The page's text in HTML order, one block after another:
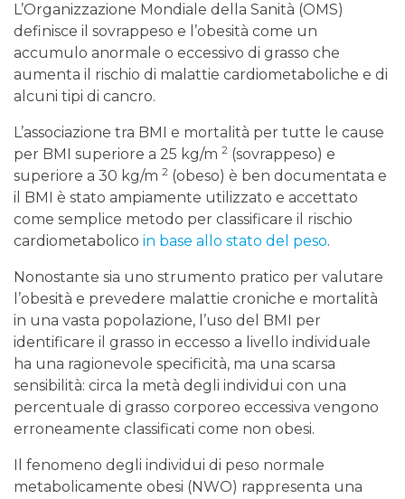
L’Organizzazione Mondiale della Sanità (OMS)
definisce il sovrappeso e l’obesità come un
accumulo anormale o eccessivo di grasso che
aumenta il rischio di malattie cardiometaboliche e di
alcuni tipi di cancro.
L’associazione tra BMI e mortalità per tutte le cause
per BMI superiore a 25 kg/m 2 (sovrappeso) e
superiore a 30 kg/m 2 (obeso) è ben documentata e
il BMI è stato ampiamente utilizzato e accettato
come semplice metodo per classificare il rischio
cardiometabolico in base allo stato del peso.
Nonostante sia uno strumento pratico per valutare
l’obesità e prevedere malattie croniche e mortalità
in una vasta popolazione, l’uso del BMI per
identificare il grasso in eccesso a livello individuale
ha una ragionevole specificità, ma una scarsa
sensibilità: circa la metà degli individui con una
percentuale di grasso corporeo eccessiva vengono
erroneamente classificati come non obesi.
Il fenomeno degli individui di peso normale
metabolicamente obesi (NWO) rappresenta una